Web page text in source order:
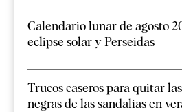
Calendario lunar de agosto
eclipse solar y Perseidas
Trucos caseros para quitar
negras de las sandalias en